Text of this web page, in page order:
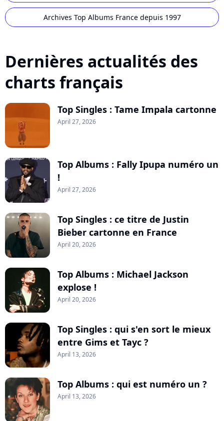
Archives Top Albums France depuis 1997
Dernières actualités des
charts français
Top Singles : Tame Impala cartonne
April 27, 2026
Top Albums : Fally Ipupa numéro un
!
April 27, 2026
Top Singles : ce titre de Justin
Bieber cartonne en France
April 20, 2026
Top Albums : Michael Jackson
explose !
April 20, 2026
Top Singles : qui s'en sort le mieux
entre Gims et Tayc ?
April 13, 2026
Top Albums : qui est numéro un ?
April 13, 2026